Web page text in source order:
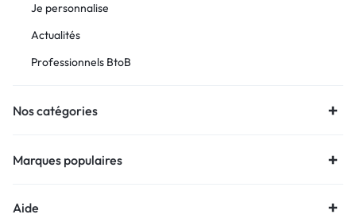
Je personnalise
Actualités
Professionnels BtoB
Nos catégories
Marques populaires
Aide